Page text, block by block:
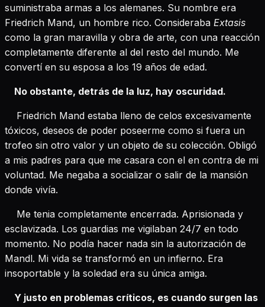
suministraba armas a los alemanes. Su nombre era
Friedrich Mand, un hombre rico. Consideraba Extasis
como la gran maravilla y obra de arte, con una reacción
completamente diferente al del resto del mundo. Me
convertí en su esposa a los 19 años de edad.
No obstante, detrás de la luz, hay oscuridad.
Friedrich Mand estaba lleno de celos excesivamente
tóxicos, deseos de poder poseerme como si fuera un
trofeo sin otro valor y un objeto de su colección. Obligó
a mis padres para que me casara con el en contra de mi
voluntad. Me negaba a socializar o salir de la mansión
donde vivía.
Me tenia completamente encerrada. Aprisionada y
esclavizada. Los guardias me vigilaban 24/7 en todo
momento. No podía hacer nada sin la autorización de
Mandl. Mi vida se transformó en un infierno. Era
insoportable y la soledad era su única amiga.
Y justo en problemas críticos, es cuando surgen las